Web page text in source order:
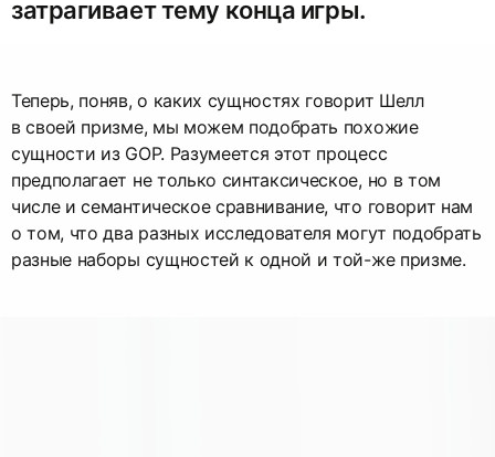
затрагивает тему конца игры.
Теперь, поняв, о каких сущностях говорит Шелл
в своей призме, мы можем подобрать похожие
сущности из GOP. Разумеется этот процесс
предполагает не только синтаксическое, но в том
числе и семантическое сравнивание, что говорит нам
о том, что два разных исследователя могут подобрать
разные наборы сущностей к одной и той-же призме.